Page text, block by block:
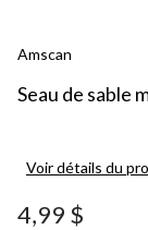
Amscan
Seau de sable
Voir détails du
4,99 $